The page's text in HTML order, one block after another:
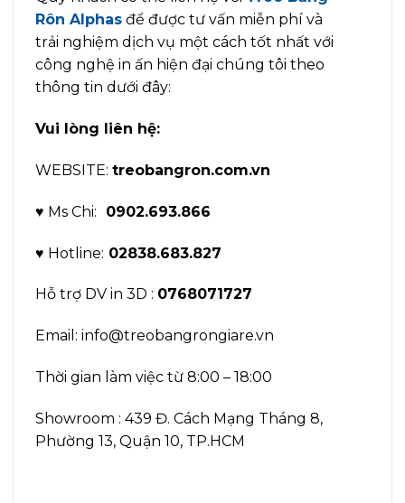
Rôn Alphas để được tư vấn miễn phí và
trải nghiệm dịch vụ một cách tốt nhất với
công nghệ in ấn hiện đại chúng tôi theo
thông tin dưới đây:
Vui lòng liên hệ:
WEBSITE: treobangron.com.vn
♥ Ms Chi: 0902.693.866
♥ Hotline: 02838.683.827
Hỗ trợ DV in 3D : 0768071727
Email: info@treobangrongiare.vn
Thời gian làm việc từ 8:00 – 18:00
Showroom : 439 Đ. Cách Mạng Tháng 8,
Phường 13, Quận 10, TP.HCM